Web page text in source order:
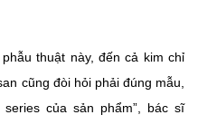
thuật này, đến cả kim chỉ
cũng đòi hỏi phải đúng mẫu,
của sản phẩm”, bác sĩ